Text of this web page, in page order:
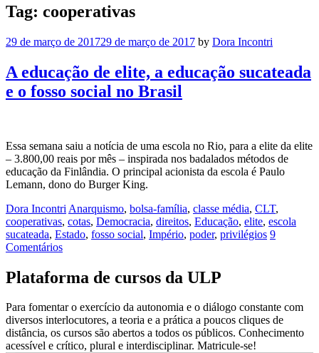
Tag: cooperativas
29 de março de 201729 de março de 2017 by Dora Incontri
A educação de elite, a educação sucateada
e o fosso social no Brasil
Essa semana saiu a notícia de uma escola no Rio, para a elite da elite
– 3.800,00 reais por mês – inspirada nos badalados métodos de
educação da Finlândia. O principal acionista da escola é Paulo
Lemann, dono do Burger King.
Dora Incontri Anarquismo, bolsa-família, classe média, CLT,
cooperativas, cotas, Democracia, direitos, Educação, elite, escola
sucateada, Estado, fosso social, Império, poder, privilégios 9
Comentários
Plataforma de cursos da ULP
Para fomentar o exercício da autonomia e o diálogo constante com
diversos interlocutores, a teoria e a prática a poucos cliques de
distância, os cursos são abertos a todos os públicos. Conhecimento
acessível e crítico, plural e interdisciplinar. Matricule-se!